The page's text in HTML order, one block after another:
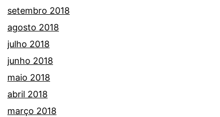
setembro 2018
agosto 2018
julho 2018
junho 2018
maio 2018
abril 2018
março 2018